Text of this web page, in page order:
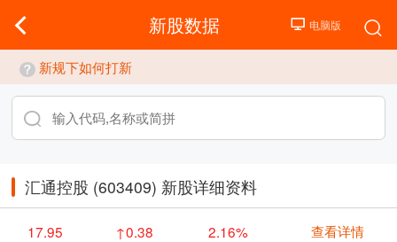
新股数据
新规下如何打新
汇通控股 (603409) 新股详细资料
17.95 ↑0.38 2.16% 查看详情